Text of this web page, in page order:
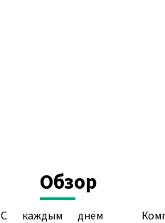
Обзор
С каждым днём